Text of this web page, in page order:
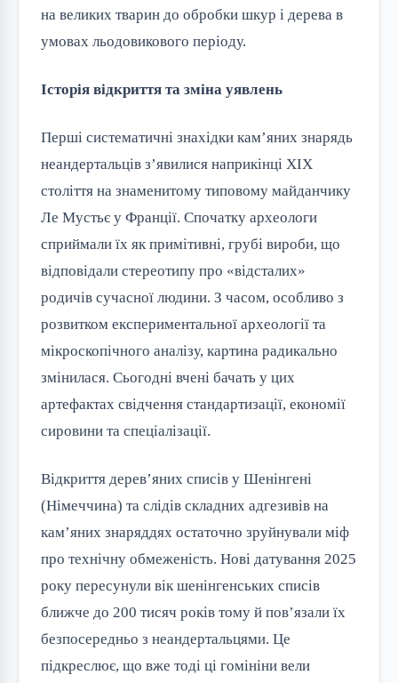
на великих тварин до обробки шкур і дерева в
умовах льодовикового періоду.
Історія відкриття та зміна уявлень
Перші систематичні знахідки кам’яних знарядь
неандертальців з’явилися наприкінці XIX
століття на знаменитому типовому майданчику
Ле Мустьє у Франції. Спочатку археологи
сприймали їх як примітивні, грубі вироби, що
відповідали стереотипу про «відсталих»
родичів сучасної людини. З часом, особливо з
розвитком експериментальної археології та
мікроскопічного аналізу, картина радикально
змінилася. Сьогодні вчені бачать у цих
артефактах свідчення стандартизації, економії
сировини та спеціалізації.
Відкриття дерев’яних списів у Шенінгені
(Німеччина) та слідів складних адгезивів на
кам’яних знаряддях остаточно зруйнували міф
про технічну обмеженість. Нові датування 2025
року пересунули вік шенінгенських списів
ближче до 200 тисяч років тому й пов’язали їх
безпосередньо з неандертальцями. Це
підкреслює, що вже тоді ці гомініни вели